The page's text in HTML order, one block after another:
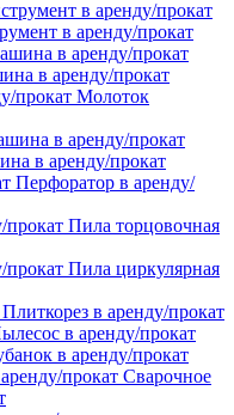
в аренду/прокат
в аренду/прокат
Молоток
в аренду/прокат
Перфоратор в аренду/
Пила торцовочная
Пила циркулярная
Плиткорез в аренду/прокат
в аренду/прокат
в аренду/прокат
Сварочное